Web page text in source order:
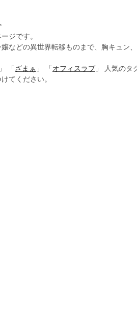
ジです。
などの異世界転移ものまで、胸キュン
」 「 ざまぁ 」 「 オフィスラブ 」 人気のタ
てください。